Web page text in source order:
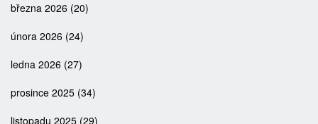
března 2026 (20)
února 2026 (24)
ledna 2026 (27)
prosince 2025 (34)
listopadu 2025 (29)